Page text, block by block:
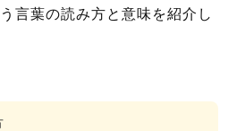
言葉の読み方と意味を紹介し